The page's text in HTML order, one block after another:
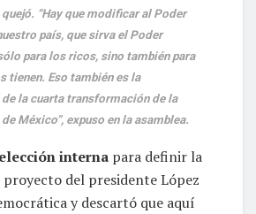
quejó. “Hay que modificar al Poder
país, que sirva el Poder
para los ricos, sino también para
tienen. Eso también es la
la cuarta transformación de la
México”, expuso en la asamblea.
elección interna para definir la
del presidente López
y descartó que aquí